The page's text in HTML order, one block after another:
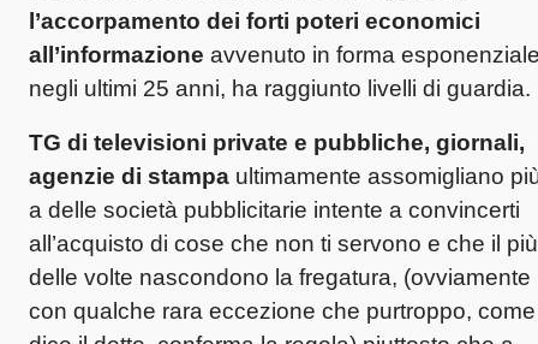
l’accorpamento dei forti poteri economici
all’informazione avvenuto in forma
negli ultimi 25 anni, ha raggiunto livelli di guardia.
TG di televisioni private e pubbliche, giornali,
agenzie di stampa ultimamente assomigliano
a delle società pubblicitarie intente a convincerti
all’acquisto di cose che non ti servono e che il più
delle volte nascondono la fregatura, (ovviamente
con qualche rara eccezione che purtroppo, come